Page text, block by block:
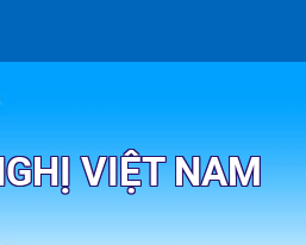
VIỆT NAM